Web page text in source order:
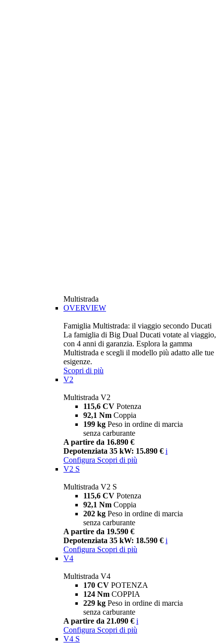
Multistrada
OVERVIEW
Famiglia Multistrada: il viaggio secondo Ducati
La famiglia di Big Dual Ducati votate al viaggio,
con 4 anni di garanzia. Esplora la gamma
Multistrada e scegli il modello più adatto alle tue
esigenze.
Scopri di più
V2
Multistrada V2
115,6 CV Potenza
92,1 Nm Coppia
199 kg Peso in ordine di marcia
senza carburante
A partire da 16.890 €
Depotenziata 35 kW: 15.890 € i
Configura Scopri di più
V2 S
Multistrada V2 S
115,6 CV Potenza
92,1 Nm Coppia
202 kg Peso in ordine di marcia
senza carburante
A partire da 19.590 €
Depotenziata 35 kW: 18.590 € i
Configura Scopri di più
V4
Multistrada V4
170 CV POTENZA
124 Nm COPPIA
229 kg Peso in ordine di marcia
senza carburante
A partire da 21.090 € i
Configura Scopri di più
V4 S